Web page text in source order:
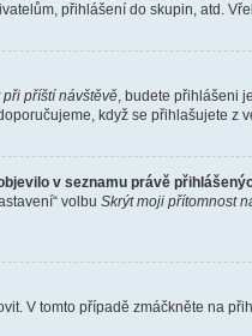
přihlášení do skupin, atd.
příští návštěvě, budete přihlášeni
když se přihlašujete
v seznamu právě
volbu Skrýt moji přítomnost
V tomto případě zmáčkněte na